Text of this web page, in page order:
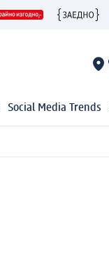
Social Media Trends